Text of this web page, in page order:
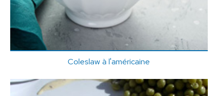
Coleslaw à l'américaine